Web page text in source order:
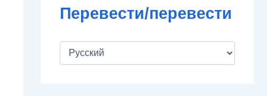
Перевести/перевести